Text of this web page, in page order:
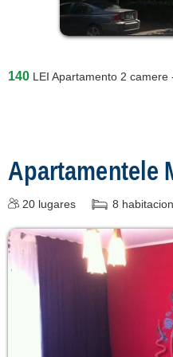
140 LEI Apartamento 2 camere
Apartamentele
20 lugares 8